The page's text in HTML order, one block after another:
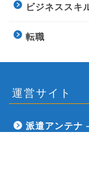
ビジネススキ
転職
運営サイト
派遣アンテナ